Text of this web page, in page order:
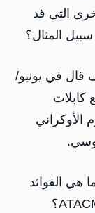
التي قد
المثال؟
قال في يونيو/
الأوكراني
هي الفوائد